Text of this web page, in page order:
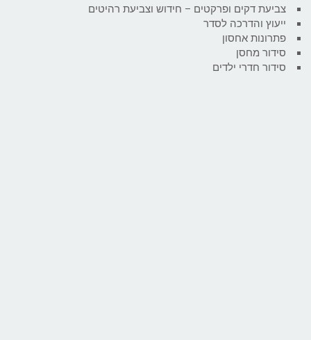
צביעת דקים ופרקטים – חידוש וצביעת רהיטים
ייעוץ והדרכה לסדר
פתרונות אחסון
סידור מחסן
סידור חדרי ילדים